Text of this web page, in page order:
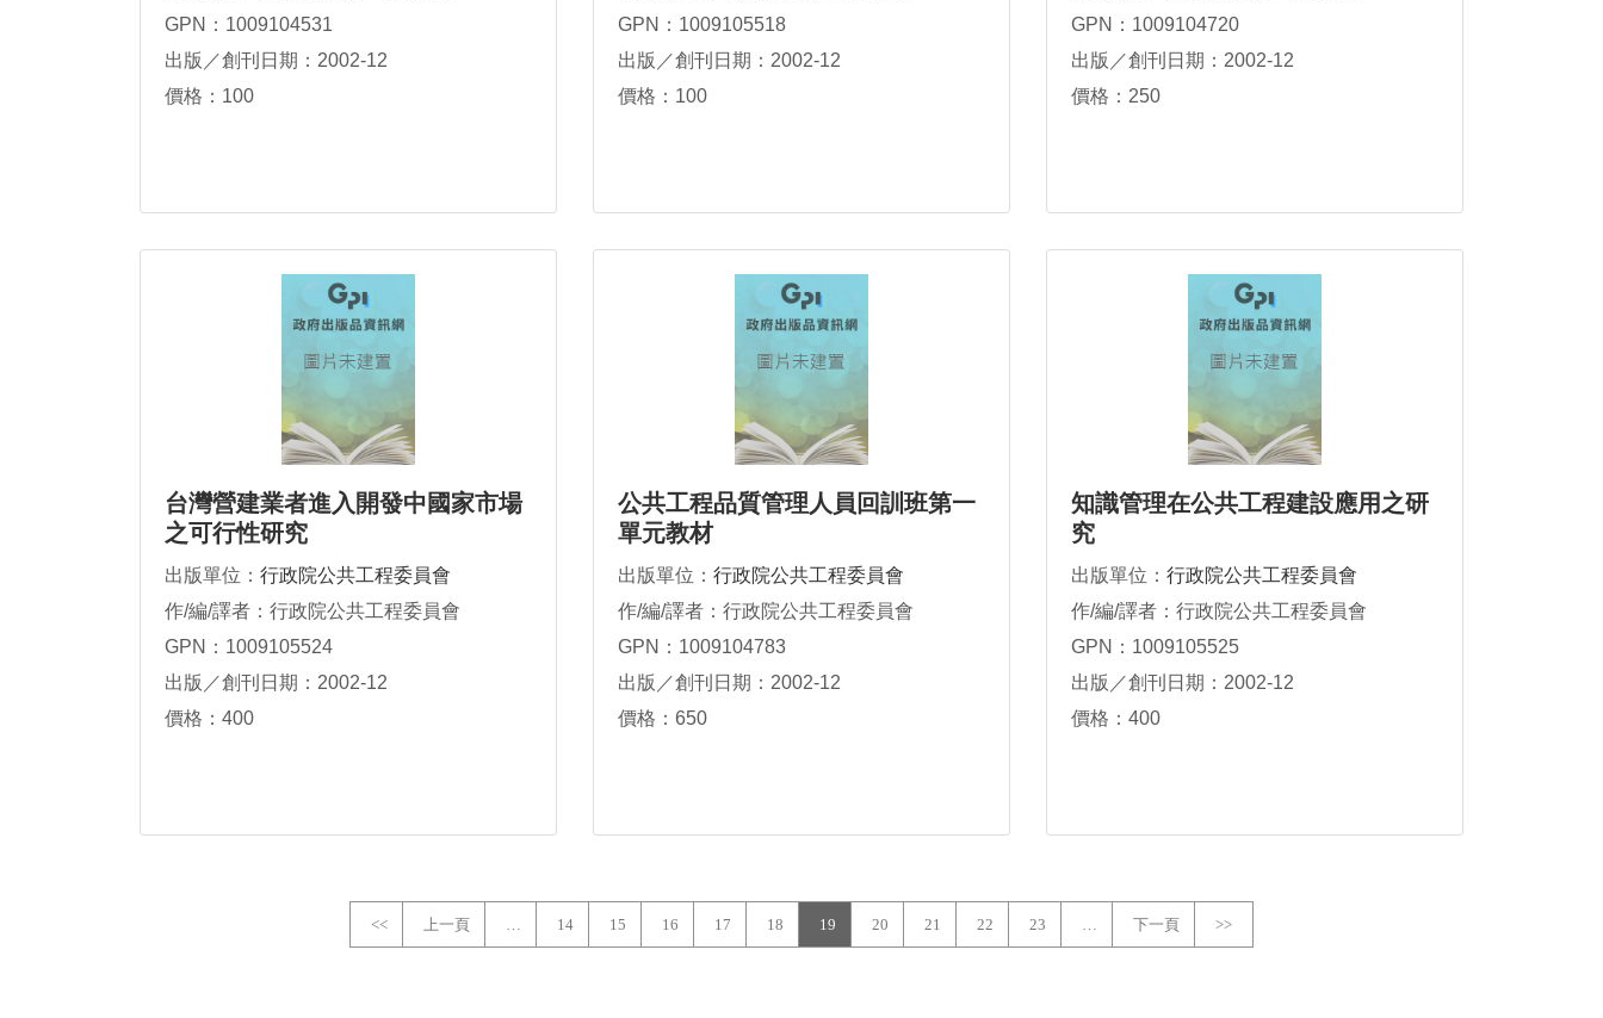
GPN：1009104531
出版／創刊日期：2002-12
價格：100
GPN：1009105518
出版／創刊日期：2002-12
價格：100
GPN：1009104720
出版／創刊日期：2002-12
價格：250
台灣營建業者進入開發中國家市場
之可行性研究
出版單位： 行政院公共工程委員會
作/編/譯者：行政院公共工程委員會
GPN：1009105524
出版／創刊日期：2002-12
價格：400
公共工程品質管理人員回訓班第一
單元教材
出版單位： 行政院公共工程委員會
作/編/譯者：行政院公共工程委員會
GPN：1009104783
出版／創刊日期：2002-12
價格：650
知識管理在公共工程建設應用之研
究
出版單位： 行政院公共工程委員會
作/編/譯者：行政院公共工程委員會
GPN：1009105525
出版／創刊日期：2002-12
價格：400
<< 上一頁 … 14 15 16 17 18 19 20 21 22 23 … 下一頁 >>